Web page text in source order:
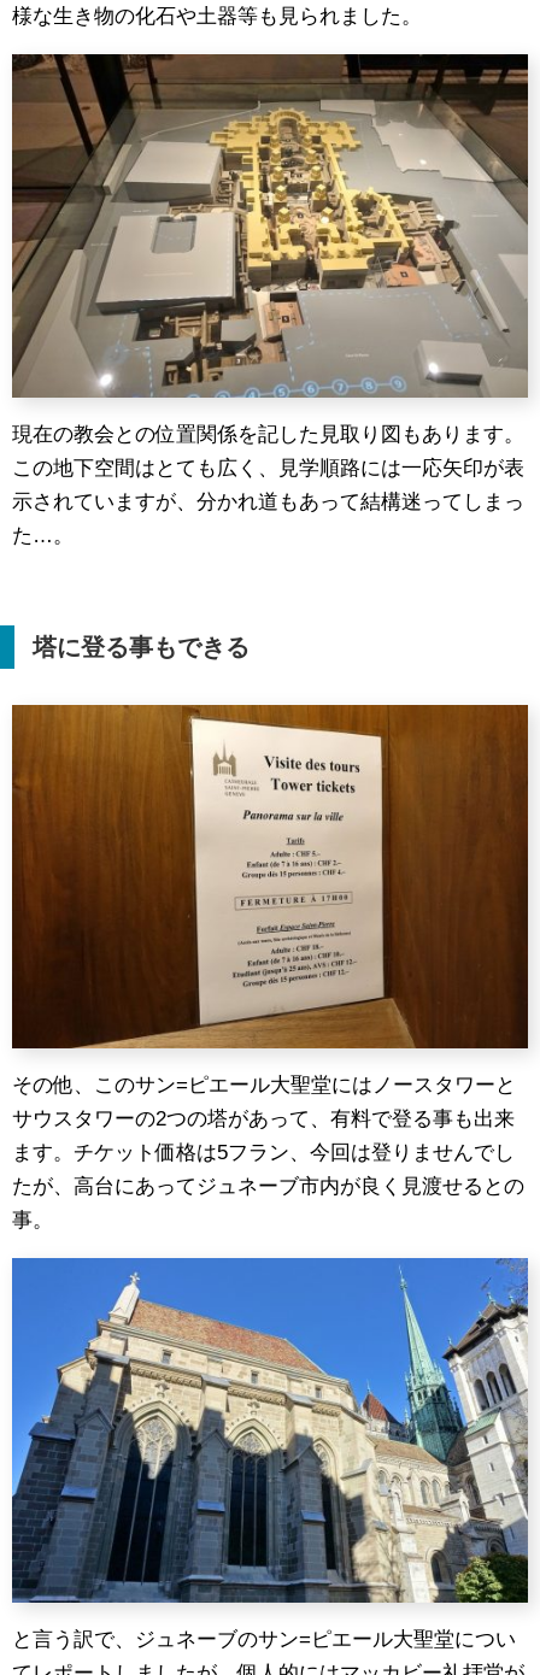
様な生き物の化石や土器等も見られました。
現在の教会との位置関係を記した見取り図もあります。
この地下空間はとても広く、見学順路には一応矢印が表
示されていますが、分かれ道もあって結構迷ってしまっ
た…。
塔に登る事もできる
その他、このサン=ピエール大聖堂にはノースタワーと
サウスタワーの2つの塔があって、有料で登る事も出来
ます。チケット価格は5フラン、今回は登りませんでし
たが、高台にあってジュネーブ市内が良く見渡せるとの
事。
と言う訳で、ジュネーブのサン=ピエール大聖堂につい